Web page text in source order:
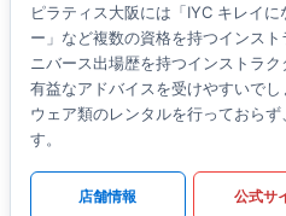
ピラティス大阪には「IYC キレイ
ー」など複数の資格を持つインス
ニバース出場歴を持つインストラ
有益なアドバイスを受けやすいで
ウェア類のレンタルを行っておら
す。
店舗情報 公式サ